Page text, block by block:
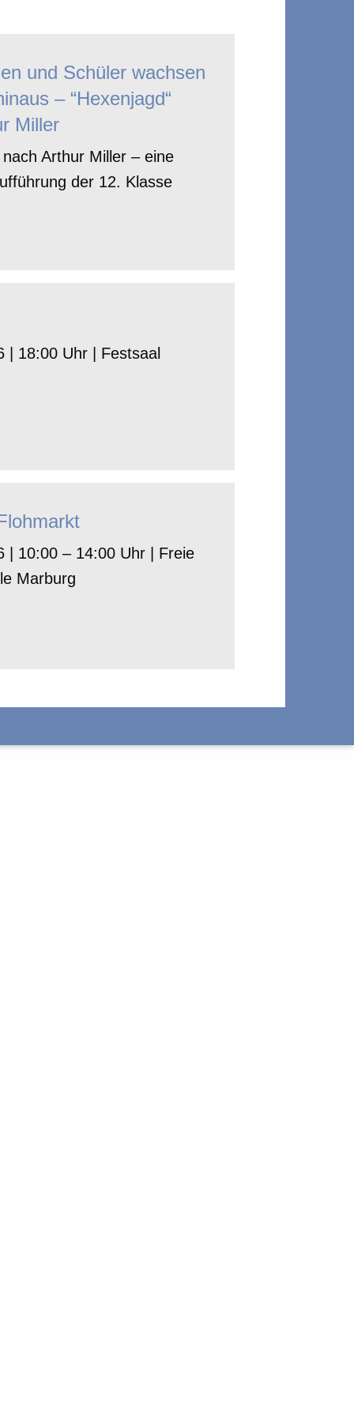
und Schüler wachsen
– “Hexenjagd“
Miller
nach Arthur Miller – eine
der 12. Klasse
| 18:00 Uhr | Festsaal
| 10:00 – 14:00 Uhr | Freie
Marburg